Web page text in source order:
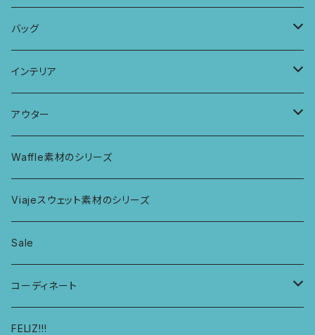
ボンバチャショーツ
総レースショーツ
レディースボクサー
ヘアターバン
三つ編み紐
パンツ
トップス
KIDS 羽根つきTシャツ
KIDS Tシャツ
KIDS ロングスリーブトップス
KIDS ラグランスリーブ長袖トップス
KIDS アラジンパンツ
KIDS ジョギングパンツ
KIDS レギンス
KIDS スウェットパーカー
バッグ
PCケース
マルシェバッグ
インテリア
カーテン
ラグ
なべつかみ
プフ
アウター
パーカー
ジャケット
Waffle素材のシリーズ
Viajeスウェット素材のシリーズ
Sale
コーディネート
コーディネート1
FELIZ!!!